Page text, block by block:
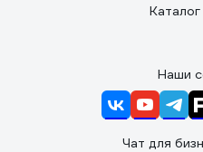
Наши
Чат для